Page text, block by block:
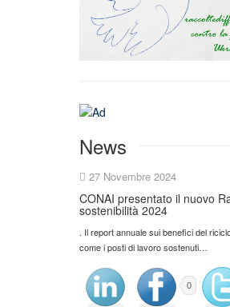
News
27 Novembre 2024
CONAI presentato il nuovo
sostenibilità 2024
. Il report annuale sui benefici del
come i posti di lavoro sostenuti…
0